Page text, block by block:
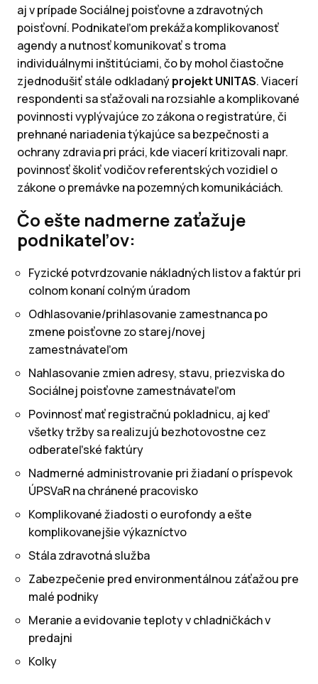
aj v prípade Sociálnej poisťovne a zdravotných
poisťovní. Podnikateľom prekáža komplikovanosť
agendy a nutnosť komunikovať s troma
individuálnymi inštitúciami, čo by mohol čiastočne
zjednodušiť stále odkladanýprojekt UNITAS. Viacerí
respondenti sa sťažovali na rozsiahle a komplikované
povinnosti vyplývajúce zo zákona o registratúre, či
prehnané nariadenia týkajúce sa bezpečnosti a
ochrany zdravia pri práci, kde viacerí kritizovali napr.
povinnosť školiť vodičov referentských vozidiel o
zákone o premávke na pozemných komunikáciách.
Čo ešte nadmerne zaťažuje
podnikateľov:
Fyzické potvrdzovanie nákladných listov a faktúr pri
colnom konaní colným úradom
Odhlasovanie/prihlasovanie zamestnanca po
zmene poisťovne zo starej/novej
zamestnávateľom
Nahlasovanie zmien adresy, stavu, priezviska do
Sociálnej poisťovne zamestnávateľom
Povinnosť mať registračnú pokladnicu, aj keď
všetky tržby sa realizujú bezhotovostne cez
odberateľské faktúry
Nadmerné administrovanie pri žiadaní o príspevok
ÚPSVaR na chránené pracovisko
Komplikované žiadosti o eurofondy a ešte
komplikovanejšie výkazníctvo
Stála zdravotná služba
Zabezpečenie pred environmentálnou záťažou pre
malé podniky
Meranie a evidovanie teploty v chladničkách v
predajni
Kolky